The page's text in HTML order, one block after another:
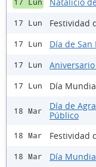
17 Lun
17 Lun Festividad
17 Lun Día de San
17 Lun
17 Lun Día
18 Mar
Día de
Público
18 Mar Festividad
18 Mar Día